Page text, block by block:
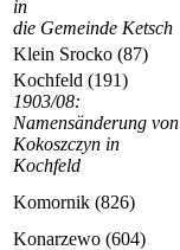
in
die Gemeinde Ketsch
Klein Srocko (87)
Kochfeld (191)
1903/08:
Namensänderung von
Kokoszczyn in
Kochfeld
Komornik (826)
Konarzewo (604)